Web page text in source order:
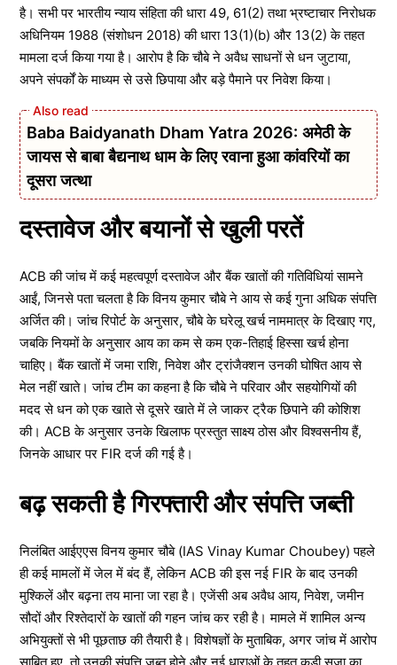
है। सभी पर भारतीय न्याय संहिता की धारा 49, 61(2) तथा भ्रष्टाचार निरोधक
अधिनियम 1988 (संशोधन 2018) की धारा 13(1)(b) और 13(2) के तहत
मामला दर्ज किया गया है। आरोप है कि चौबे ने अवैध साधनों से धन जुटाया,
अपने संपर्कों के माध्यम से उसे छिपाया और बड़े पैमाने पर निवेश किया।
Baba Baidyanath Dham Yatra 2026: अमेठी के
जायस से बाबा बैद्यनाथ धाम के लिए रवाना हुआ कांवरियों का
दूसरा जत्था
दस्तावेज और बयानों से खुली परतें
ACB की जांच में कई महत्वपूर्ण दस्तावेज और बैंक खातों की गतिविधियां सामने
आईं, जिनसे पता चलता है कि विनय कुमार चौबे ने आय से कई गुना अधिक संपत्ति
अर्जित की। जांच रिपोर्ट के अनुसार, चौबे के घरेलू खर्च नाममात्र के दिखाए गए,
जबकि नियमों के अनुसार आय का कम से कम एक-तिहाई हिस्सा खर्च होना
चाहिए। बैंक खातों में जमा राशि, निवेश और ट्रांजैक्शन उनकी घोषित आय से
मेल नहीं खाते। जांच टीम का कहना है कि चौबे ने परिवार और सहयोगियों की
मदद से धन को एक खाते से दूसरे खाते में ले जाकर ट्रैक छिपाने की कोशिश
की। ACB के अनुसार उनके खिलाफ प्रस्तुत साक्ष्य ठोस और विश्वसनीय हैं,
जिनके आधार पर FIR दर्ज की गई है।
बढ़ सकती है गिरफ्तारी और संपत्ति जब्ती
निलंबित आईएएस विनय कुमार चौबे (IAS Vinay Kumar Choubey) पहले
ही कई मामलों में जेल में बंद हैं, लेकिन ACB की इस नई FIR के बाद उनकी
मुश्किलें और बढ़ना तय माना जा रहा है। एजेंसी अब अवैध आय, निवेश, जमीन
सौदों और रिश्तेदारों के खातों की गहन जांच कर रही है। मामले में शामिल अन्य
अभियुक्तों से भी पूछताछ की तैयारी है। विशेषज्ञों के मुताबिक, अगर जांच में आरोप
साबित हुए, तो उनकी संपत्ति जब्त होने और नई धाराओं के तहत कड़ी सजा का